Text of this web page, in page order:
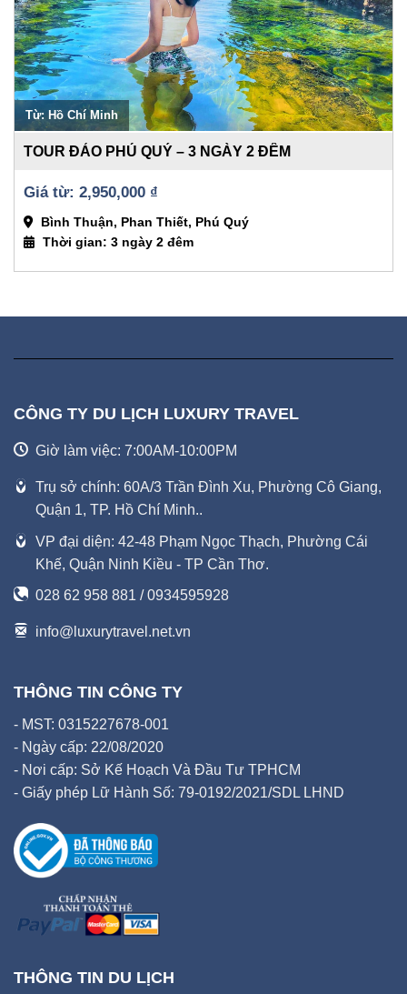
Từ: Hồ Chí Minh
TOUR ĐẢO PHÚ QUÝ – 3 NGÀY 2 ĐÊM
2,950,000 ₫
Bình Thuận, Phan Thiết, Phú Quý
Thời gian: 3 ngày 2 đêm
CÔNG TY DU LỊCH LUXURY TRAVEL
Giờ làm việc: 7:00AM-10:00PM
Trụ sở chính: 60A/3 Trần Đình Xu, Phường Cô Giang,
Quận 1, TP. Hồ Chí Minh..
VP đại diện: 42-48 Phạm Ngọc Thạch, Phường Cái
Khế, Quận Ninh Kiều - TP Cần Thơ.
028 62 958 881 / 0934595928
info@luxurytravel.net.vn
THÔNG TIN CÔNG TY
- MST: 0315227678-001
- Ngày cấp: 22/08/2020
- Nơi cấp: Sở Kế Hoạch Và Đầu Tư TPHCM
- Giấy phép Lữ Hành Số: 79-0192/2021/SDL LHND
THÔNG TIN DU LỊCH